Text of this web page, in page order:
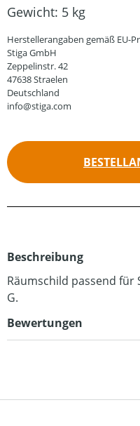
Gewicht: 5 kg
Herstellerangaben gemäß EU-
Stiga GmbH
Zeppelinstr. 42
47638 Straelen
Deutschland
info@stiga.com
Beschreibung
Räumschild passend für
G.
Bewertungen